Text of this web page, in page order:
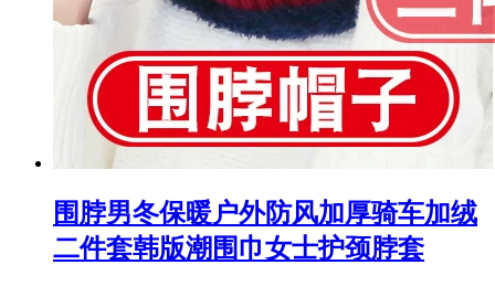
围脖男冬保暖户外防风加厚骑车加绒
二件套韩版潮围巾女士护颈脖套